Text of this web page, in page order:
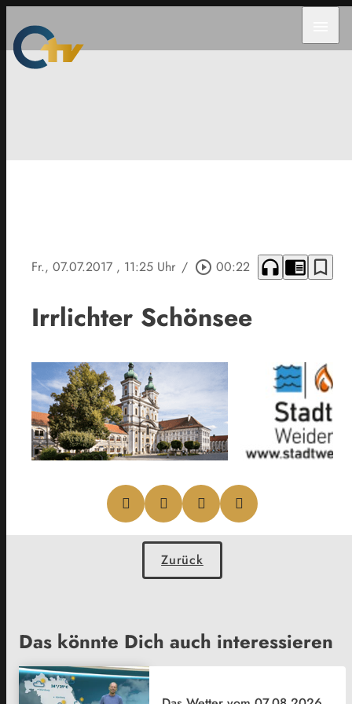
Fr., 07.07.2017 , 11:25 Uhr / play_circle_outline 00:22 headphones chrome_reader_mode bookmark_border
Irrlichter Schönsee
Zurück
Das könnte Dich auch interessieren